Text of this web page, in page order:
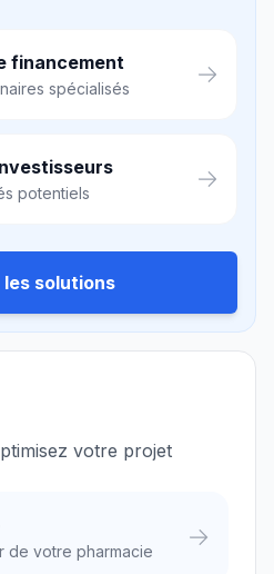
financement
spécialisés
potentiels
les solutions
votre projet
de votre pharmacie